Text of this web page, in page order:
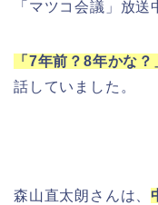
「マツコ会議」放送
「7年前？8年かな？
話していました。
森山直太朗さんは、